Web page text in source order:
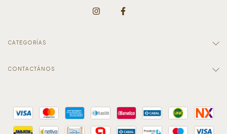
CATEGORÍAS
CONTACTÁNOS